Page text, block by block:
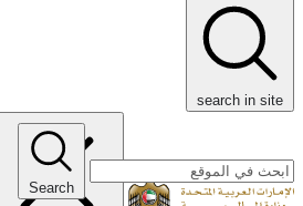
search in site
Search